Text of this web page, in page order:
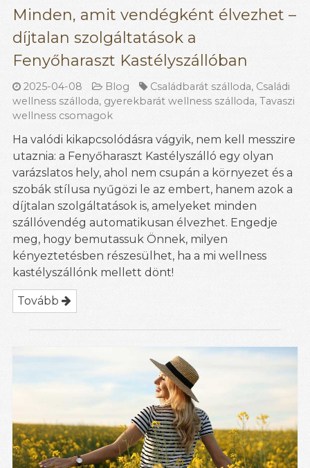
Minden, amit vendégként élvezhet –
díjtalan szolgáltatások a
Fenyőharaszt Kastélyszállóban
2025-04-08 Blog Családbarát szálloda, Családi
wellness szálloda, gyerekbarát wellness szálloda, Tavaszi
wellness csomagok
Ha valódi kikapcsolódásra vágyik, nem kell messzire
utaznia: a Fenyőharaszt Kastélyszálló egy olyan
varázslatos hely, ahol nem csupán a környezet és a
szobák stílusa nyűgözi le az embert, hanem azok a
díjtalan szolgáltatások is, amelyeket minden
szállóvendég automatikusan élvezhet. Engedje
meg, hogy bemutassuk Önnek, milyen
kényeztetésben részesülhet, ha a mi wellness
kastélyszállónk mellett dönt!
Tovább